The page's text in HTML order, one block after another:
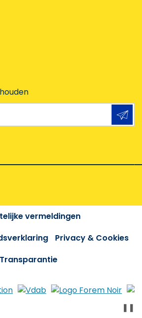
vermeldingen
Privacy & Cookies
Transparantie
❚❚